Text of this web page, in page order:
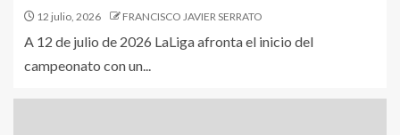
12 julio, 2026 FRANCISCO JAVIER SERRATO
A 12 de julio de 2026 LaLiga afronta el inicio del
campeonato con un...